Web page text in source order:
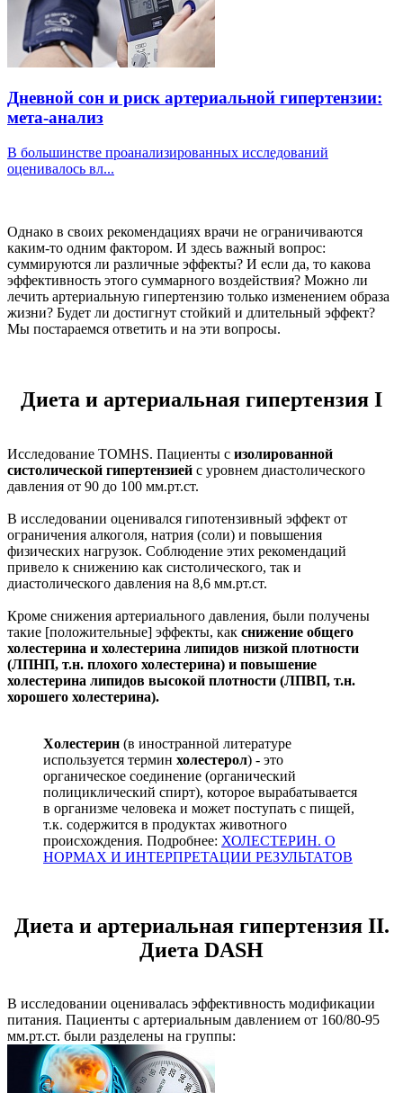
Дневной сон и риск артериальной гипертензии:
мета-анализ
В большинстве проанализированных исследований
оценивалось вл...
Однако в своих рекомендациях врачи не ограничиваются
каким-то одним фактором. И здесь важный вопрос:
суммируются ли различные эффекты? И если да, то какова
эффективность этого суммарного воздействия? Можно ли
лечить артериальную гипертензию только изменением образа
жизни? Будет ли достигнут стойкий и длительный эффект?
Мы постараемся ответить и на эти вопросы.
Диета и артериальная гипертензия I
Исследование TOMHS. Пациенты с изолированной
систолической гипертензией с уровнем диастолического
давления от 90 до 100 мм.рт.ст.
В исследовании оценивался гипотензивный эффект от
ограничения алкоголя, натрия (соли) и повышения
физических нагрузок. Соблюдение этих рекомендаций
привело к снижению как систолического, так и
диастолического давления на 8,6 мм.рт.ст.
Кроме снижения артериального давления, были получены
такие [положительные] эффекты, как снижение общего
холестерина и холестерина липидов низкой плотности
(ЛПНП, т.н. плохого холестерина) и повышение
холестерина липидов высокой плотности (ЛПВП, т.н.
хорошего холестерина).
Холестерин (в иностранной литературе
используется термин холестерол) - это
органическое соединение (органический
полициклический спирт), которое вырабатывается
в организме человека и может поступать с пищей,
т.к. содержится в продуктах животного
происхождения. Подробнее: ХОЛЕСТЕРИН. О
НОРМАХ И ИНТЕРПРЕТАЦИИ РЕЗУЛЬТАТОВ
Диета и артериальная гипертензия II.
Диета DASH
В исследовании оценивалась эффективность модификации
питания. Пациенты с артериальным давлением от 160/80-95
мм.рт.ст. были разделены на группы: